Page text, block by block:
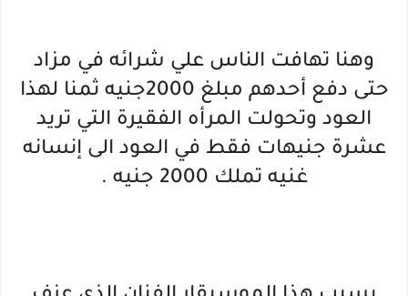
وهنا تهافت الناس علي شرائه في مزاد
حتى دفع أحدهم مبلغ 2000جنيه ثمنا لهذا
العود وتحولت المرأه الفقيرة التي تريد
عشرة جنيهات فقط في العود الى إنسانه
غنيه تملك 2000 جنيه .